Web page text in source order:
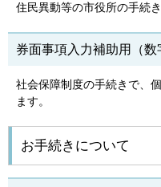
住民異動等の市役所の手続
券面事項入力補助用（数
社会保障制度の手続きで、
ます。
お手続きについて